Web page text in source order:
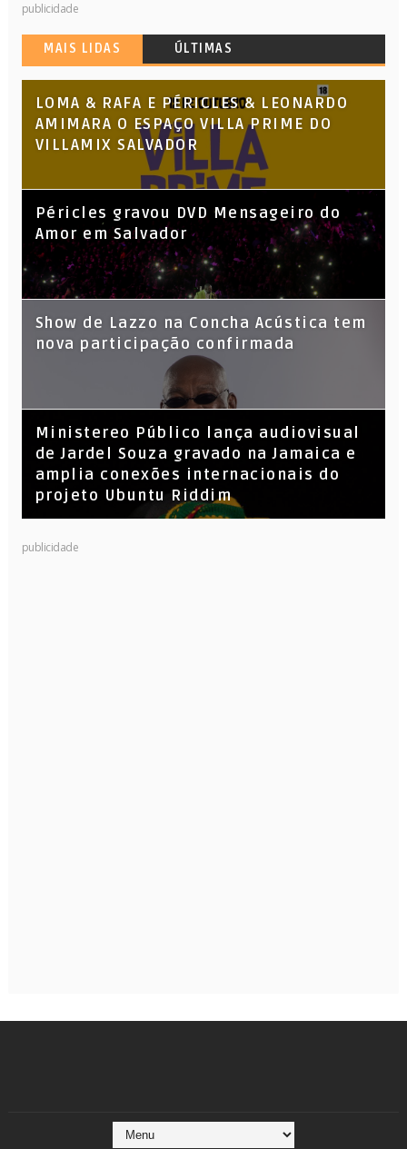
publicidade
MAIS LIDAS ÚLTIMAS
LOMA & RAFA E PÉRICLES & LEONARDO
AMIMARA O ESPAÇO VILLA PRIME DO
VILLAMIX SALVADOR
Péricles gravou DVD Mensageiro do
Amor em Salvador
Show de Lazzo na Concha Acústica tem
nova participação confirmada
​Ministereo Público lança audiovisual
de Jardel Souza gravado na Jamaica e
amplia conexões internacionais do
projeto Ubuntu Riddim
KL Jay (Racionais MC’s), DJ Raíz e DJ
publicidade